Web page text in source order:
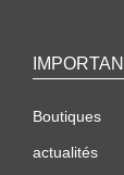
Boutiques
actualités